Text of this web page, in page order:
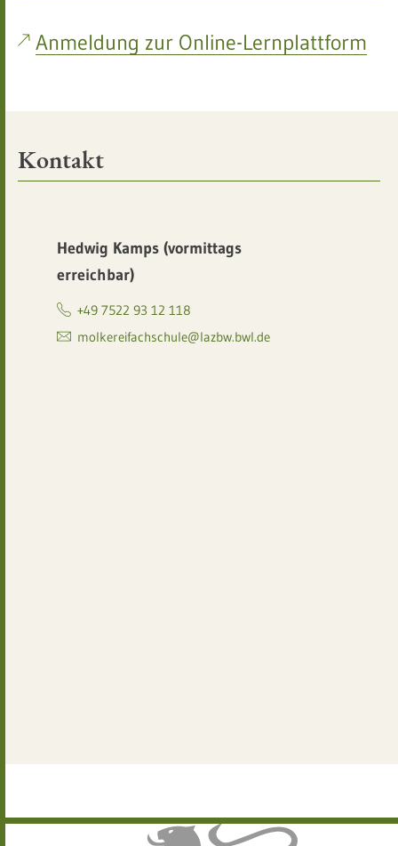
Anmeldung zur Online-Lernplattform
Kontakt
Hedwig Kamps (vormittags
erreichbar)
+49 7522 93 12 118
molkereifachschule@lazbw.bwl.de